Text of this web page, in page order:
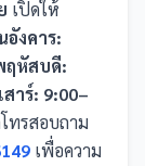
เปิดให้
อังคาร:
ฤหัสบดี:
าร์: 9:00–
ทรสอบถาม
เพื่อความ